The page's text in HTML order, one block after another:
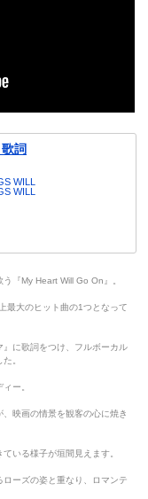
詞
WILL
WILL
『My Heart Will Go On』。
最大のヒット曲の1つとなって
に歌詞をつけ、フルボーカル
。
ー。
映画の情景を観客の心に焼き
いる様子が垣間見えます。
ーズの姿と重なり、ロマンテ